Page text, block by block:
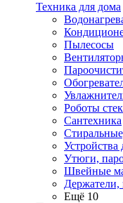
Техника для дома
Пылесосы
Роботы
Сантехника
Утюги,
Швейные
Ещё 10